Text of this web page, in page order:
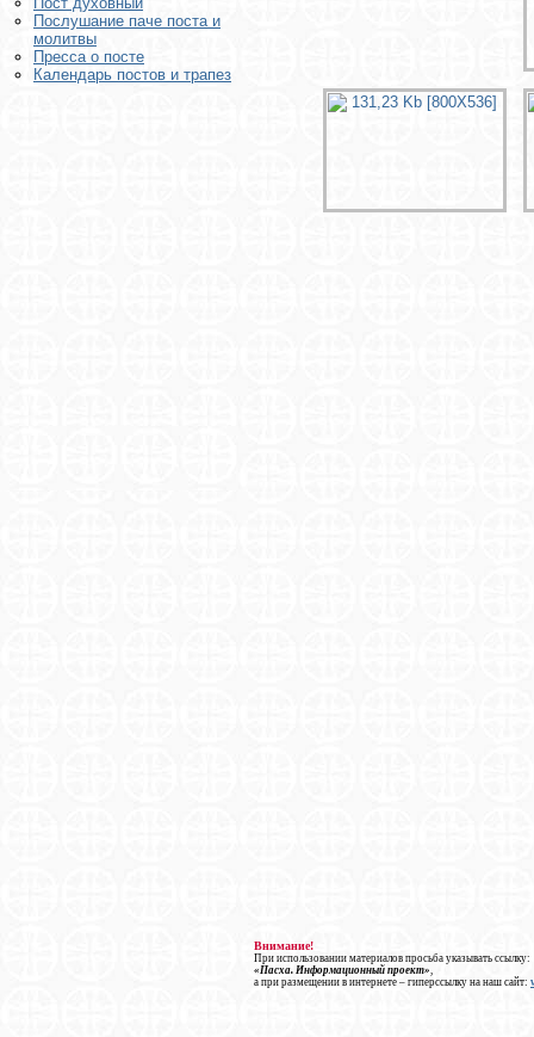
Послушание паче поста и
молитвы
Пресса о посте
Календарь постов и трапез
Внимание!
При использовании материалов просьба указывать ссылку:
«Пасха. Информационный проект»,
а при размещении в интернете – гиперссылку на наш сайт: